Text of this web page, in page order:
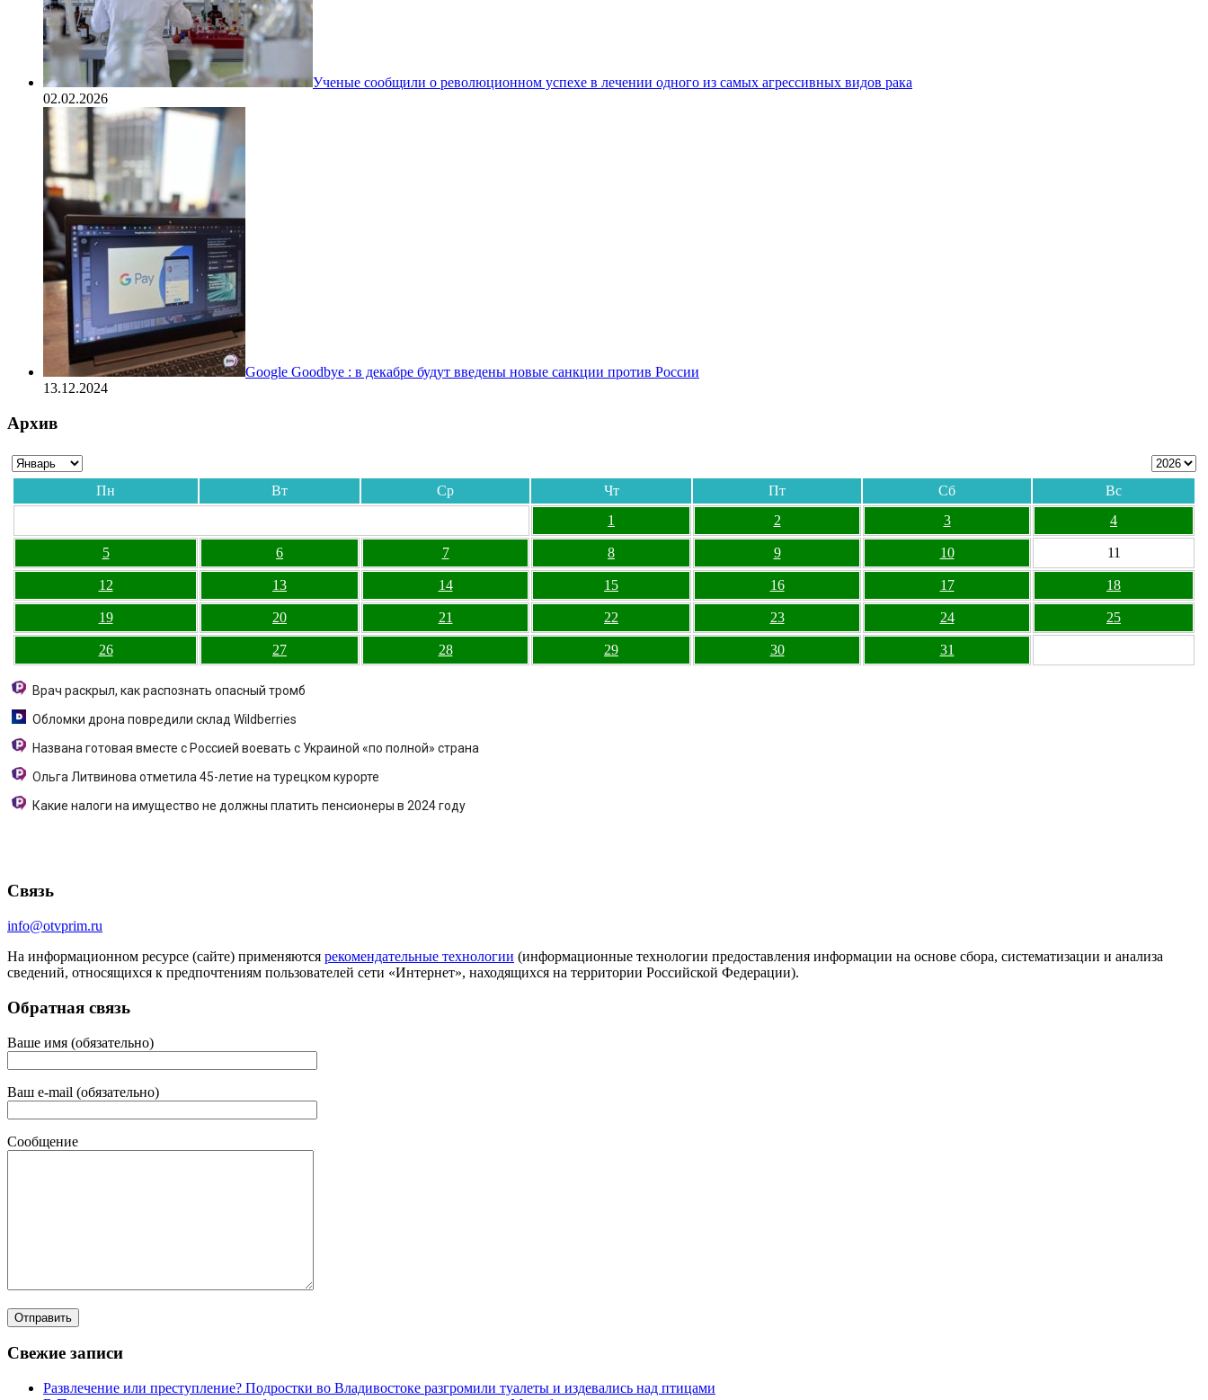
Ученые сообщили о революционном успехе в лечении одного из самых агрессивных видов рака
02.02.2026
Google Goodbye : в декабре будут введены новые санкции против России
13.12.2024
Архив
Пн Вт Ср Чт Пт Сб
Вс
1
2 3 4
5 6 7 8 9 10 11
12 13 14 15 16 17 18
19 20 21 22 23 24 25
26 27 28 29 30 31
Врач раскрыл, как распознать опасный тромб
Обломки дрона повредили склад Wildberries
Названа готовая вместе с Россией воевать с Украиной «по полной» страна
Ольга Литвинова отметила 45-летие на турецком курорте
Какие налоги на имущество не должны платить пенсионеры в 2024 году
Связь
info@otvprim.ru
На информационном ресурсе (сайте) применяются рекомендательные технологии (информационные технологии предоставления информации на основе сбора, систематизации и анализа
сведений, относящихся к предпочтениям пользователей сети «Интернет», находящихся на территории Российской Федерации).
Обратная связь
Ваше имя (обязательно)
Ваш e-mail (обязательно)
Сообщение
Свежие записи
Развлечение или преступление? Подростки во Владивостоке разгромили туалеты и издевались над птицами